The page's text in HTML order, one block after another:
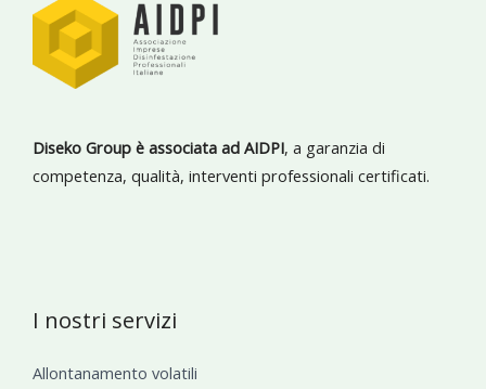
Diseko Group è associata ad AIDPI, a garanzia di
competenza, qualità, interventi professionali certificati.
I nostri servizi
Allontanamento volatili